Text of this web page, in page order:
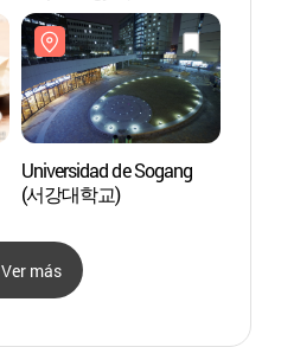
야경)
Universidad de Sogang
(서강대학교)
Ver más